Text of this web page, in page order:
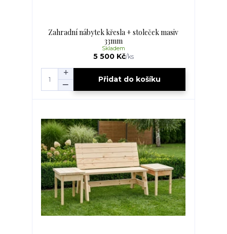
Zahradní nábytek křesla + stoleček masiv
33mm
5 500 Kč/ks
Skladem
Přidat do košíku